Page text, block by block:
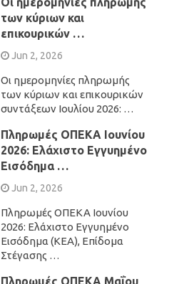
των κύριων και
επικουρικών …
Jun 2, 2026
Οι ημερομηνίες πληρωμής
των κύριων και επικουρικών
συντάξεων Ιουλίου 2026: …
Πληρωμές ΟΠΕΚΑ Ιουνίου
2026: Ελάχιστο Εγγυημένο
Εισόδημα …
Jun 2, 2026
Πληρωμές ΟΠΕΚΑ Ιουνίου
2026: Ελάχιστο Εγγυημένο
Εισόδημα (ΚΕΑ), Επίδομα
Στέγασης …
Πληρωμές ΟΠΕΚΑ Μαΐου